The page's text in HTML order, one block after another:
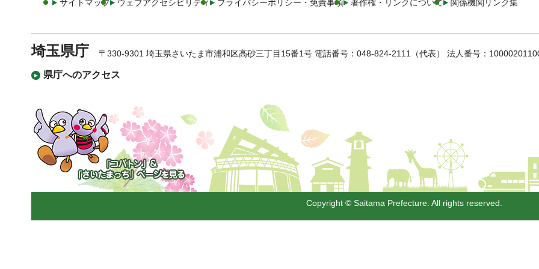
サイトマップ ウェブアクセシビリティ プライバシーポリシー・免責事項 著作権・リンクについて 関係機関リンク集
埼玉県庁
県庁へのアクセス
〒330-9301 埼玉県さいたま市浦和区高砂三丁目15番1号 電話番号：048-824-2111（代表） 法人番号：
「コバトン」&「さいた
まっち」
Copyright © Saitama Prefecture. All rights reserved.